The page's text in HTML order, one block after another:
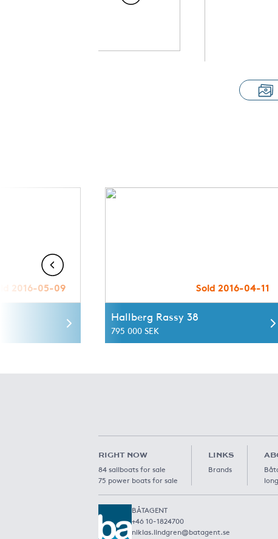
2016-05-09 Sold 2016-04-11
Hallberg Rassy 38
795 000 SEK
RIGHT NOW
84 sailboats for sale
75 power boats for sale
LINKS
Brands
BÅTAGENT
+46 10-1824700
niklas.lindgren@batagent.se